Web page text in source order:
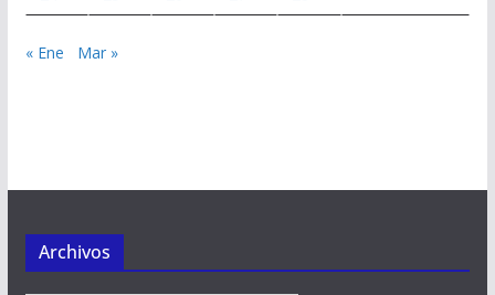
« Ene Mar »
Archivos